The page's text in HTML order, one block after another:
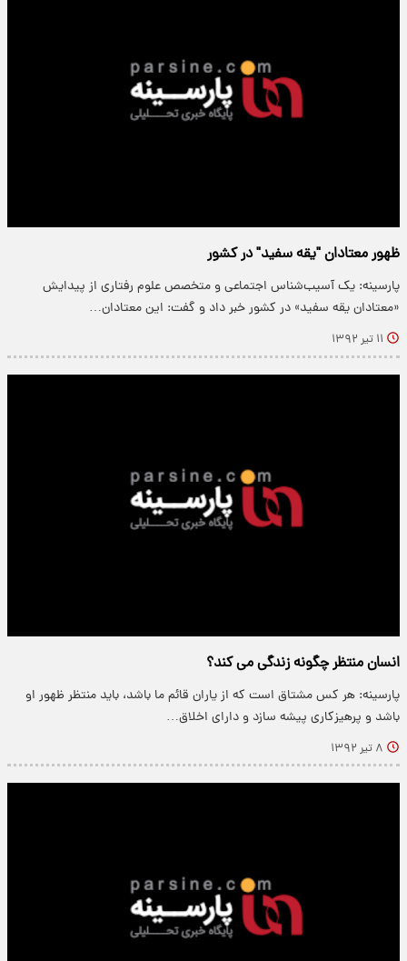
ظهور معتادان "یقه سفید" در کشور
پارسینه: یک آسیب‌شناس اجتماعی و متخصص علوم رفتاری از پیدایش
«معتادان یقه سفید» در کشور خبر داد و گفت: این معتادان…
۱۱ تیر ۱۳۹۲
انسان منتظر چگونه زندگی می کند؟
پارسینه: هر کس مشتاق است که از یاران قائم ما باشد، باید منتظر ظهور او
باشد و پرهیزکاری پیشه سازد و دارای اخلاق…
۸ تیر ۱۳۹۲